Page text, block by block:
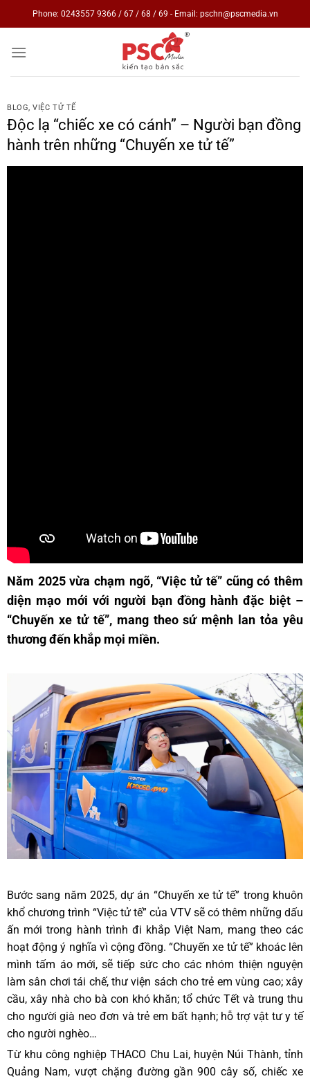
to
Phone: 0243557 9366 / 67 / 68 / 69 - Email: pschn@pscmedia.vn
BLOG,VIỆC TỬ TẾ
Độc lạ “chiếc xe có cánh” – Người bạn đồng
hành trên những “Chuyến xe tử tế”
Năm 2025 vừa chạm ngõ, “Việc tử tế” cũng có thêm
diện mạo mới với người bạn đồng hành đặc biệt –
“Chuyến xe tử tế”, mang theo sứ mệnh lan tỏa yêu
thương đến khắp mọi miền.
Bước sang năm 2025, dự án “Chuyến xe tử tế” trong khuôn
khổ chương trình “Việc tử tế” của VTV sẽ có thêm những dấu
ấn mới trong hành trình đi khắp Việt Nam, mang theo các
hoạt động ý nghĩa vì cộng đồng. “Chuyến xe tử tế” khoác lên
mình tấm áo mới, sẽ tiếp sức cho các nhóm thiện nguyện
làm sân chơi tái chế, thư viện sách cho trẻ em vùng cao; xây
cầu, xây nhà cho bà con khó khăn; tổ chức Tết và trung thu
cho người già neo đơn và trẻ em bất hạnh; hỗ trợ vật tư y tế
cho người nghèo…
Từ khu công nghiệp THACO Chu Lai, huyện Núi Thành, tỉnh
Quảng Nam, vượt chặng đường gần 900 cây số, chiếc xe